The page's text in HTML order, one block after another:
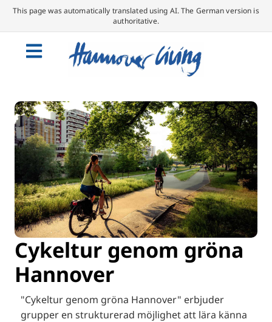
This page was automatically translated using AI. The German version is
authoritative.
Cykeltur genom gröna
Hannover
"Cykeltur genom gröna Hannover" erbjuder
grupper en strukturerad möjlighet att lära känna